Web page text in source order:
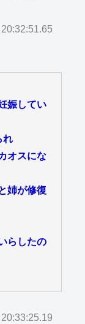
娠してい
れ
オスにな
姉が修復
らしたの